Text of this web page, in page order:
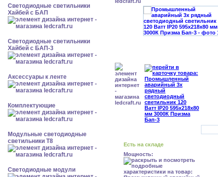
Светодиодные светильники
Хайбей с БАП
Светодиодные светильники
Хайбей с БАП-3
Аксессуары к ленте
Комплектующие
Модульные светодиодные
светильники Т8
Светодиодные модули
Есть на складе
Мощность: